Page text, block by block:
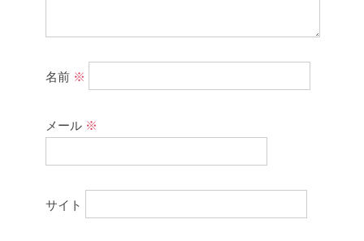
名前 ※
メール ※
サイト